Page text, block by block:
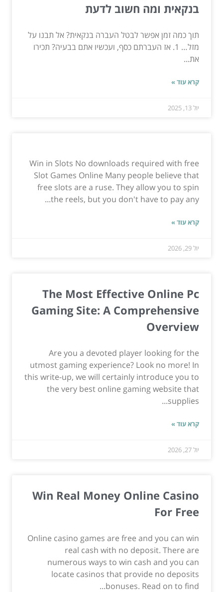
בנקאית ומה חשוב לדעת
תוך כמה זמן אפשר לבטל העברה בנקאית? אל תבנו על
מזל… 1. אז העברתם כסף, ועכשיו אתם בבעיה? תכירו
את...
קרא עוד »
יול 13, 2025
Win in Slots No downloads required with free
Slot Games Online Many people believe that
free slots are a ruse. They allow you to spin
the reels, but you don't have to pay any...
קרא עוד »
יול 29, 2026
The Most Effective Online Pc
Gaming Site: A Comprehensive
Overview
Are you a devoted player looking for the
utmost gaming experience? Look no more! In
this write-up, we will certainly introduce you to
the very best online gaming website that
supplies...
קרא עוד »
יול 27, 2026
Win Real Money Online Casino
For Free
Online casino games are free and you can win
real cash with no deposit. There are
numerous ways to win cash and you can
locate casinos that provide no deposits
bonuses. Read on to find...